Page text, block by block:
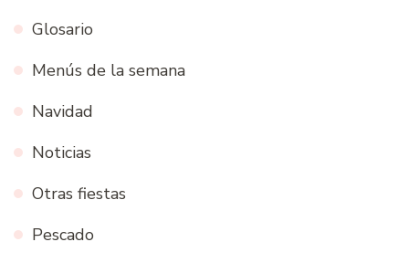
Glosario
Menús de la semana
Navidad
Noticias
Otras fiestas
Pescado